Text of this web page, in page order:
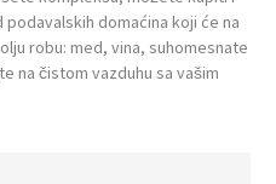
domaćina koji će na
robu: med, vina, suhomesnate
na čistom vazduhu sa vašim